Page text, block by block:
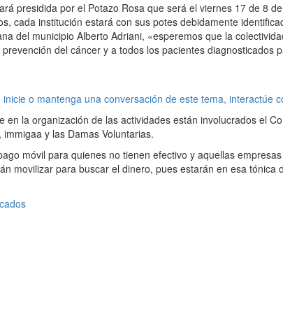
presidida por el Potazo Rosa que será el viernes 17 de 8
cada institución estará con sus potes debidamente
del municipio Alberto Adriani, «esperemos que la
del cáncer y a todos los pacientes diagnosticados
o mantenga una conversación de este tema, interactúe
en la organización de las actividades están involucrados el
y las Damas Voluntarias.
móvil para quienes no tienen efectivo y aquellas
movilizar para buscar el dinero, pues estarán en esa tónica